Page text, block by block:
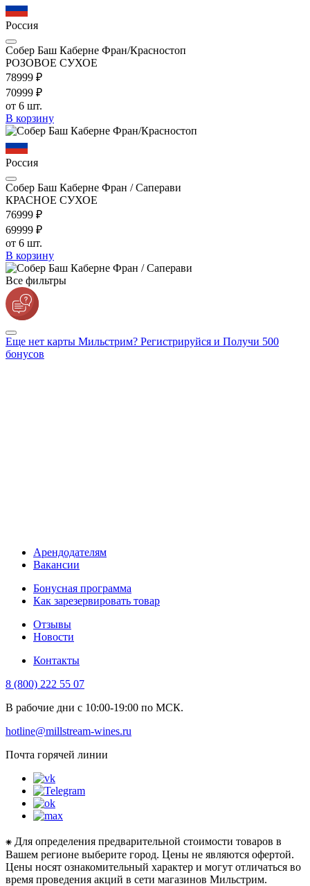
Россия
Собер Баш Каберне Фран/Красностоп
РОЗОВОЕ СУХОЕ
78999 ₽
70999 ₽
от 6 шт.
В корзину
Россия
Собер Баш Каберне Фран / Саперави
КРАСНОЕ СУХОЕ
76999 ₽
69999 ₽
от 6 шт.
В корзину
Все фильтры
Еще нет карты Мильстрим? Регистрируйся и Получи 500
бонусов
Арендодателям
Вакансии
Бонусная программа
Как зарезервировать товар
Отзывы
Новости
Контакты
8 (800) 222 55 07
В рабочие дни с 10:00-19:00 по МСК.
hotline@millstream-wines.ru
Почта горячей линии
⁕ Для определения предварительной стоимости товаров в
Вашем регионе выберите город. Цены не являются офертой.
Цены носят ознакомительный характер и могут отличаться во
время проведения акций в сети магазинов Мильстрим.